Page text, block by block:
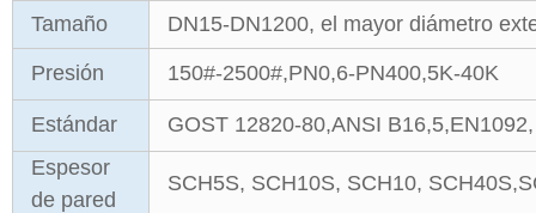
Tamaño DN15-DN1200, el mayor diámetro
Presión 150#-2500#,PN0,6-PN400,5K-40K
Estándar
GOST 12820-80,ANSI
Espesor
de pared
SCH5S, SCH10S, SCH10,